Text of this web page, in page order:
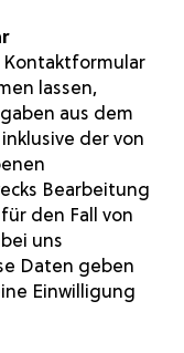
lassen,
aus dem
der von
Bearbeitung
den Fall von
uns
Daten geben
Einwilligung